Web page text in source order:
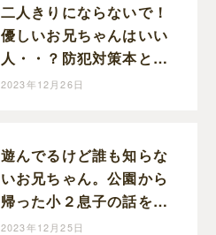
二人きりにならないで！
優しいお兄ちゃんはいい
人・・？防犯対策本と現
実の「あぶないかも」は
2023年12月26日
遊んでるけど誰も知らな
いお兄ちゃん。公園から
帰った小２息子の話を聞
いていたら怖くなった。
2023年12月25日